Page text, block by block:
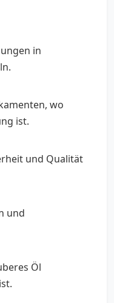
in
wo
ist.
und Qualität
und
Öl